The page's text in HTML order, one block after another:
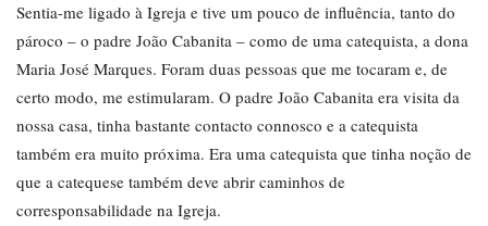
Sentia-me ligado à Igreja e tive um pouco de influência, tanto do
pároco – o padre João Cabanita – como de uma catequista, a dona
Maria José Marques. Foram duas pessoas que me tocaram e, de
certo modo, me estimularam. O padre João Cabanita era visita da
nossa casa, tinha bastante contacto connosco e a catequista
também era muito próxima. Era uma catequista que tinha noção de
que a catequese também deve abrir caminhos de
corresponsabilidade na Igreja.